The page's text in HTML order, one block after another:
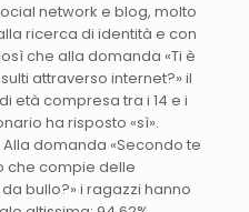
network e blog, molto
ricerca di identità e con
che alla domanda «Ti è
attraverso internet?» il
età compresa tra i 14 e i
ha risposto «sì».
domanda «Secondo te
che compie delle
bullo?» i ragazzi hanno